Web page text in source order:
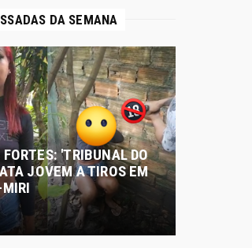
DA SEMANA
'TRIBUNAL DO
JOVEM A TIROS EM